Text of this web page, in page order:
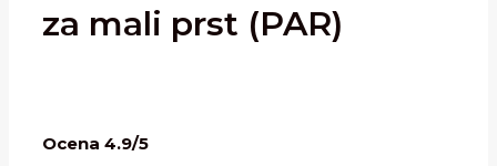
za mali prst (PAR)
Ocena 4.9/5